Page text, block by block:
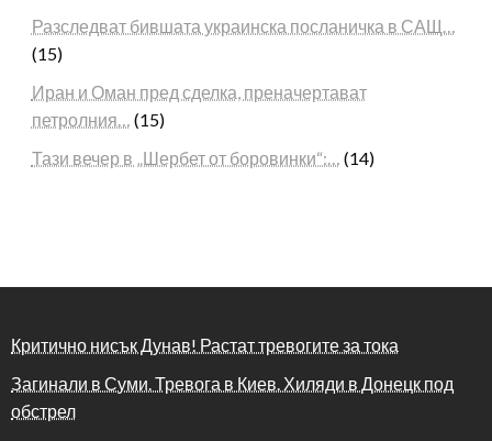
Разследват бившата украинска посланичка в САЩ…
(15)
Иран и Оман пред сделка, преначертават
петролния… (15)
Тази вечер в „Шербет от боровинки“:… (14)
Критично нисък Дунав! Растат тревогите за тока
Загинали в Суми. Тревога в Киев. Хиляди в Донецк под
обстрел